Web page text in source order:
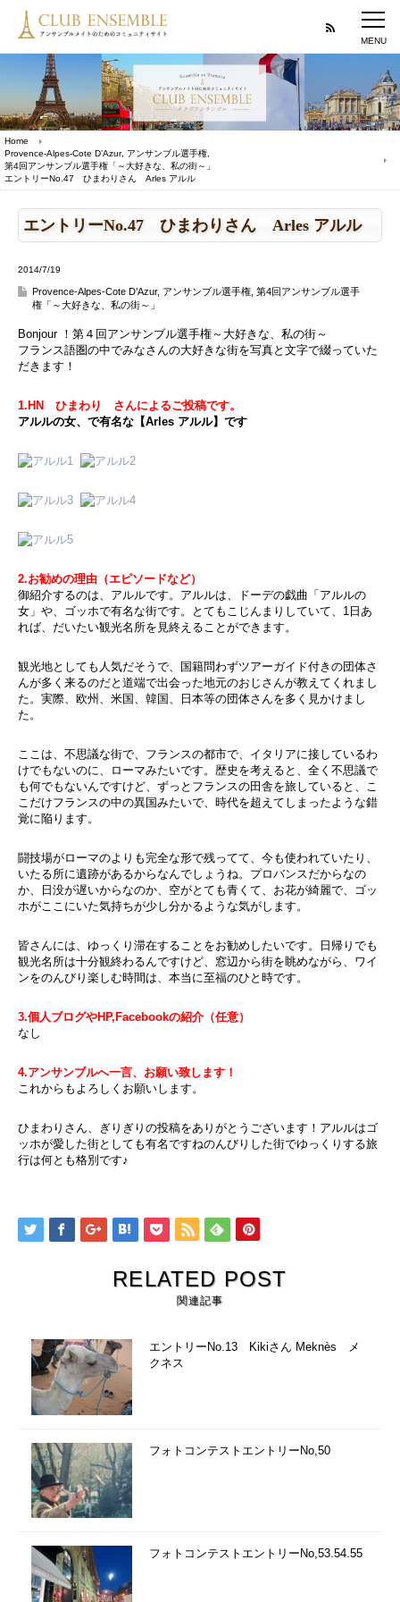
Home
Provence-Alpes-Cote D’Azur, アンサンブル選手権
第4回アンサンブル選手権「～大好きな、私の街～」
エントリーNo.47 ひまわりさん Arles アルル
エントリーNo.47 ひまわりさん Arles アルル
2014/7/19
Provence-Alpes-Cote D’Azur, アンサンブル選手権 第4回アンサンブル選手
権「～大好きな、私の街～」
Bonjour ！第４回アンサンブル選手権～大好きな、私の街～
フランス語圏の中でみなさんの大好きな街を写真と文字で綴っていた
だきます！
1.HN ひまわり さんによるご投稿です。
アルルの女、で有名な【Arles アルル】です
2.お勧めの理由（エピソードなど）
御紹介するのは、アルルです。アルルは、ドーデの戯曲「アルルの
女」や、ゴッホで有名な街です。とてもこじんまりしていて、1日あ
れば、だいたい観光名所を見終えることができます。
観光地としても人気だそうで、国籍問わずツアーガイド付きの団体さ
んが多く来るのだと道端で出会った地元のおじさんが教えてくれまし
た。実際、欧州、米国、韓国、日本等の団体さんを多く見かけまし
た。
ここは、不思議な街で、フランスの都市で、イタリアに接しているわ
けでもないのに、ローマみたいです。歴史を考えると、全く不思議で
も何でもないんですけど、ずっとフランスの田舎を旅していると、こ
こだけフランスの中の異国みたいで、時代を超えてしまったような錯
覚に陥ります。
闘技場がローマのよりも完全な形で残ってて、今も使われていたり、
いたる所に遺跡があるからなんでしょうね。プロバンスだからなの
か、日没が遅いからなのか、空がとても青くて、お花が綺麗で、ゴッ
ホがここにいた気持ちが少し分かるような気がします。
皆さんには、ゆっくり滞在することをお勧めしたいです。日帰りでも
観光名所は十分観終わるんですけど、窓辺から街を眺めながら、ワイ
ンをのんびり楽しむ時間は、本当に至福のひと時です。
3.個人ブログやHP,Facebookの紹介（任意）
なし
4.アンサンブルへ一言、お願い致します！
これからもよろしくお願いします。
ひまわりさん、ぎりぎりの投稿をありがとうございます！アルルはゴ
ッホが愛した街としても有名ですねのんびりした街でゆっくりする旅
行は何とも格別です♪
RELATED POST
関連記事
エントリーNo.13 Kikiさん Meknès メ
クネス
フォトコンテストエントリーNo,50
フォトコンテストエントリーNo,53.54.55